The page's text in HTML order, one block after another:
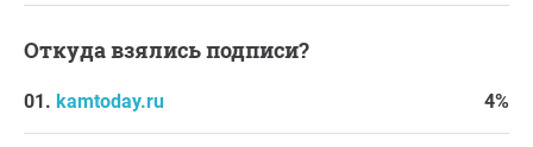
Откуда взялись подписи?
kamtoday.ru 4%